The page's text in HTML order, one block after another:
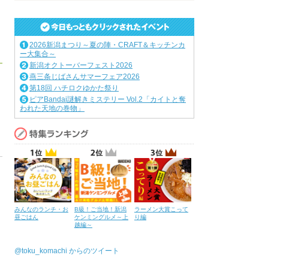
2026新潟まつり～夏の陣・CRAFT＆キッチンカ
ー大集合～
新潟オクトーバーフェスト2026
燕三条じばさんサマーフェア2026
第18回 ハチロクゆかた祭り
ピアBandai謎解きミステリー Vol.2「カイトと奪
われた天地の巻物」
みんなのランチ・お
昼ごはん
B級！ご当地！新潟
ケンミングルメ～上
越編～
ラーメン大賞こって
り編
@toku_komachi からのツイート